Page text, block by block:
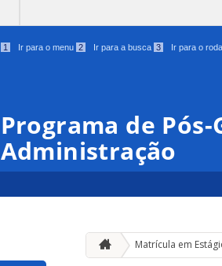
1 Ir para o menu 2 Ir para a busca 3 Ir para o
Programa de
Administração
Matrícula em